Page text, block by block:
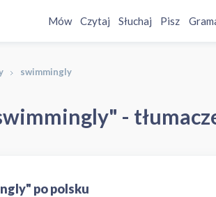
Mów Czytaj Słuchaj Pisz
swimmingly
-
po polsku